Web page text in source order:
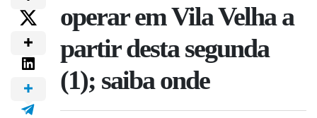
operar em Vila Velha a
partir desta segunda
(1); saiba onde